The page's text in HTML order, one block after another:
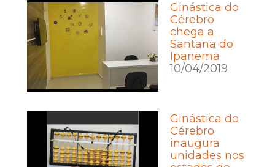
Ginástica do
Cérebro
chega a
Santana do
Ipanema
10/04/2019
Ginástica do
Cérebro
inaugura
unidades nos